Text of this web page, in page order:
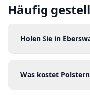
Häufig
Holen Sie in
Was kostet